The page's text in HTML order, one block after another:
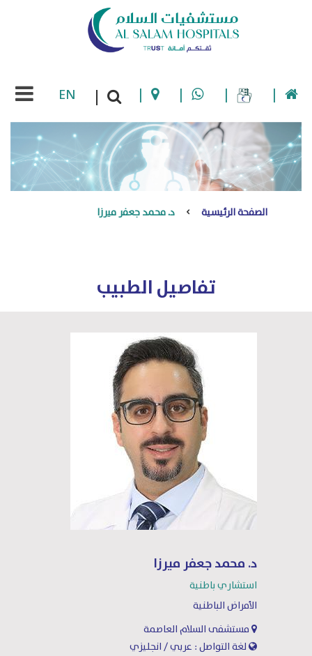
|
|
|
|
|
EN
الصفحة الرئيسية د. محمد جعفر ميرزا
تفاصيل الطبيب
د. محمد جعفر ميرزا
استشاري باطنية
الأمراض الباطنية
مستشفى السلام العاصمة
لغة التواصل : عربي / انجليزي